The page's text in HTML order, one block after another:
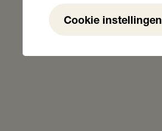
Cookie instellingen
Weigeren